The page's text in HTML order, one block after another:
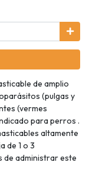
de amplio
(pulgas y
(vermes
para perros .
altamente
de 1 o 3
de administrar este